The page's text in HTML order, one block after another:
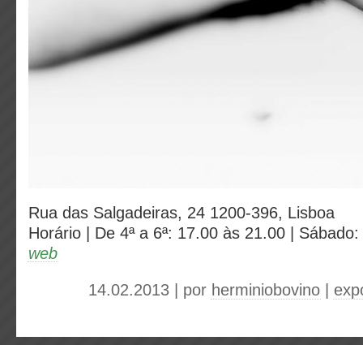
Rua das Salgadeiras, 24 1200-396, Lisboa
Horário | De 4ª a 6ª: 17.00 às 21.00 |
web
14.02.2013 | por herminiobovino